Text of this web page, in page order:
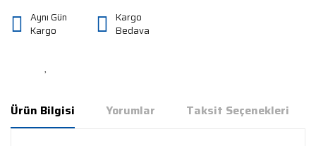
Aynı Gün
Kargo
Kargo
Bedava
Ürün Bilgisi Yorumlar Taksit Seçenekleri